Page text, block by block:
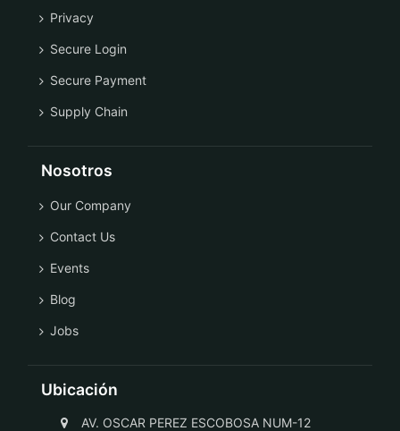
Privacy
Secure Login
Secure Payment
Supply Chain
Nosotros
Our Company
Contact Us
Events
Blog
Jobs
Ubicación
AV. OSCAR PEREZ ESCOBOSA NUM-12